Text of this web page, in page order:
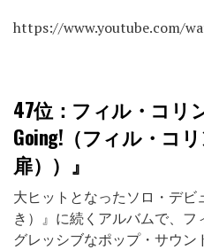
https://www.youtube.com/
47位 ：フィル・コリ
Going!（フィル・コ
扉））』
大ヒットとなったソロ・デビ
き）』に続くアルバムで、
グレッシブなポップ・サウ